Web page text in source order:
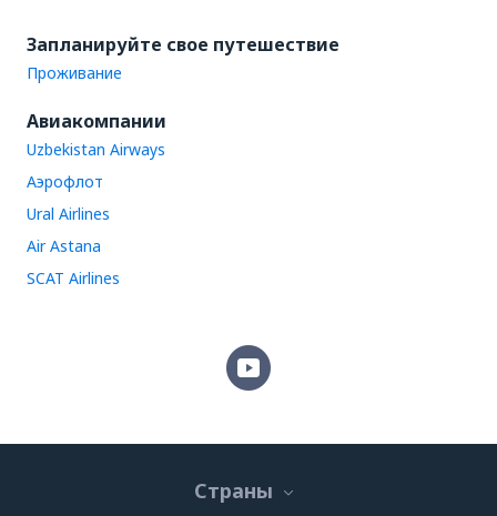
Запланируйте свое путешествие
Проживание
Авиакомпании
Uzbekistan Airways
Аэрофлот
Ural Airlines
Air Astana
SCAT Airlines
Страны